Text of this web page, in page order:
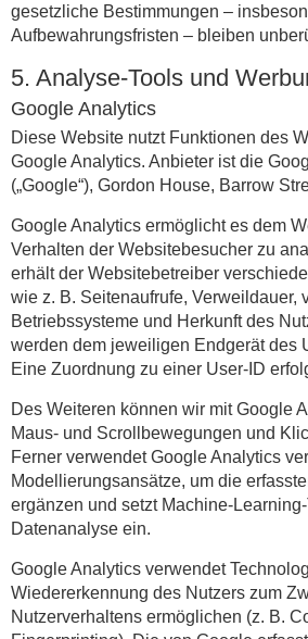
gesetzliche Bestimmungen –
Aufbewahrungsfristen – bleiben
5. Analyse-Tools und
Google Analytics
Diese Website nutzt Funktionen des
Google Analytics. Anbieter ist die
(„Google“), Gordon House, Barrow
Google Analytics ermöglicht es dem
Verhalten der Websitebesucher zu
erhält der Websitebetreiber
wie z. B. Seitenaufrufe, Verweildauer,
Betriebssysteme und Herkunft des
werden dem jeweiligen Endgerät des
Eine Zuordnung zu einer User-ID
Des Weiteren können wir mit Google
Maus- und Scrollbewegungen und
Ferner verwendet Google Analytics
Modellierungsansätze, um die
ergänzen und setzt Machine-
Datenanalyse ein.
Google Analytics verwendet
Wiedererkennung des Nutzers zum
Nutzerverhaltens ermöglichen (z. B.